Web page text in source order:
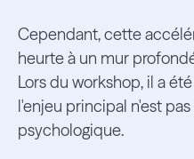
Cependant, cette
heurte à un mur
Lors du workshop, il a
l'enjeu principal n'est
psychologique.